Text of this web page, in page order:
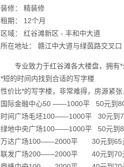
装修： 精装修
租期： 12个月
区域： 红谷滩新区 - 丰和中大道
所在地址： 赣江中大道与绿茵路交叉口
专业致力于红谷滩各大楼盘，拥有
*短的时间内找到合适的写字楼
性价比*的写字楼，非常难得，房源紧
国际金融中心50 ——1000平 50元到
时间广场毛坯100——1000平 30元到
绿地中央广场100——1000平 50元到
万达广场100——2000平 30元到65
联发广场200——2000平 40元到70